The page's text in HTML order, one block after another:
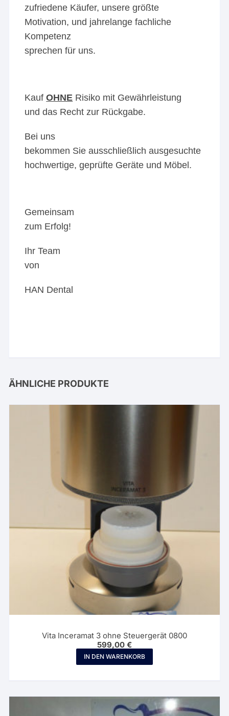
zufriedene Käufer, unsere größte
Motivation, und jahrelange fachliche
Kompetenz
sprechen für uns.
KaufOHNE Risiko mit Gewährleistung
und das Recht zur Rückgabe.
Bei uns
bekommen Sie ausschließlich ausgesuchte
hochwertige, geprüfte Geräte und Möbel.
Gemeinsam
zum Erfolg!
Ihr Team
von
HAN Dental
ÄHNLICHE PRODUKTE
Vita Inceramat 3 ohne Steuergerät 0800
599,00 €
IN DEN WARENKORB